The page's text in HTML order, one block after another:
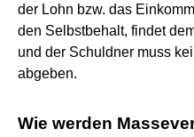
der Lohn bzw. das
den Selbstbehalt, findet
und der Schuldner muss
abgeben.
Wie werden